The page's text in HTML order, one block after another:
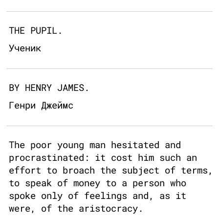
THE PUPIL.
Ученик
BY HENRY JAMES.
Генри Джеймс
The poor young man hesitated and
procrastinated: it cost him such an
effort to broach the subject of terms,
to speak of money to a person who
spoke only of feelings and, as it
were, of the aristocracy.